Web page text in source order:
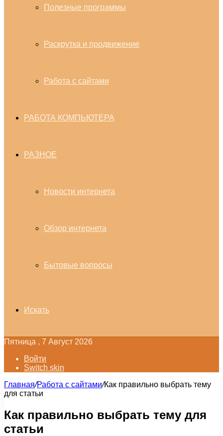
Полезные программы
Раскрутка и продвижение
Работа с сайтами
РАБОТА КОМПЬЮТЕРА
РАЗНОЕ
Новости интернета
Обзор интернета
Бытовые вопросы
Искать
Пятница , 7 Август 2026
Войти
Switch skin
Главная/Работа с сайтами/Как правильно выбрать тему
для статьи
Как правильно выбрать тему для
статьи